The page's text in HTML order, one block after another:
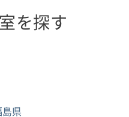
を探す
島県